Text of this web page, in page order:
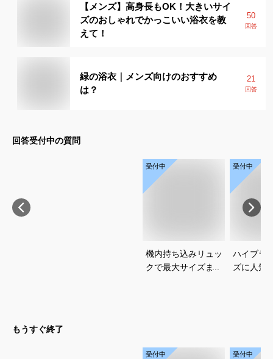
【メンズ】高身長もOK！大きいサイ
ズのおしゃれでかっこいい浴衣を教
えて！
50
回答
緑の浴衣｜メンズ向けのおすすめ
は？
21
回答
回答受付中の質問
受付中
機内持ち込みリュッ
クで最大サイズまで
受付中
ハイブラ
ズに人気
もうすぐ終了
受付中 受付中